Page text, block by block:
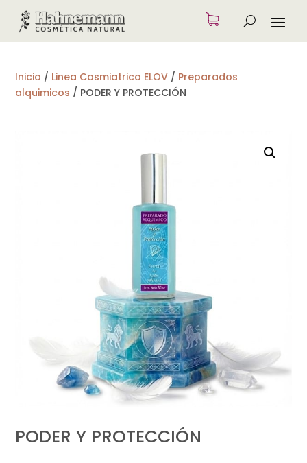
Inicio / Linea Cosmiatrica ELOV / Preparados
alquimicos / PODER Y PROTECCIÓN
PODER Y PROTECCIÓN